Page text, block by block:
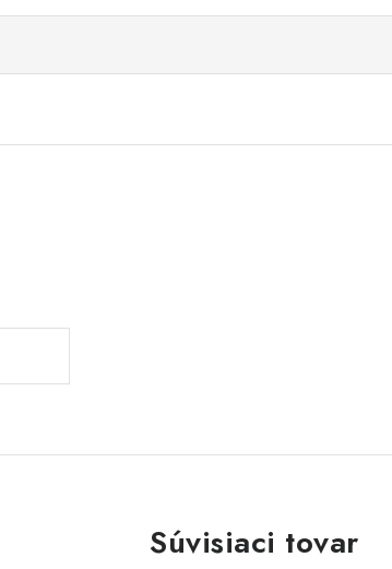
Súvisiaci tovar